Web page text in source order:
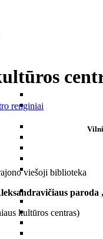
renginiai
viešoji biblioteka
kultūros centras)